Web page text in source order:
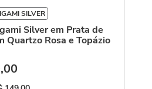
SILVER
Silver em Prata de
Quartzo Rosa e Topázio
,00